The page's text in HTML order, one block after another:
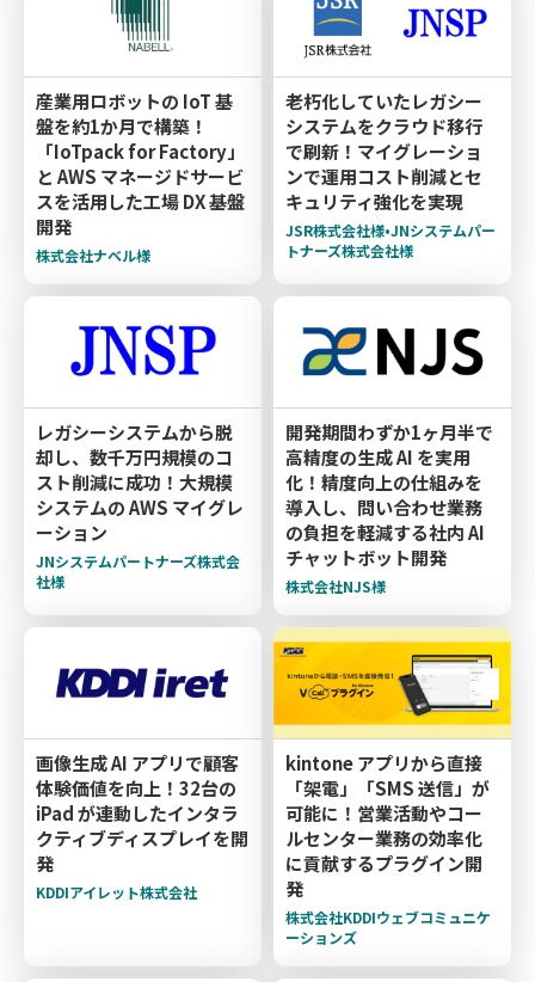
産業用ロボットの IoT 基
盤を約1か月で構築！
「IoTpack for Factory」
と AWS マネージドサービ
スを活用した工場 DX 基盤
開発
株式会社ナベル様
老朽化していたレガシー
システムをクラウド移行
で刷新！マイグレーショ
ンで運用コスト削減とセ
キュリティ強化を実現
JSR株式会社様•JNシステムパー
トナーズ株式会社様
レガシーシステムから脱
却し、数千万円規模のコ
スト削減に成功！大規模
システムの AWS マイグレ
ーション
JNシステムパートナーズ株式会
社様
開発期間わずか1ヶ月半で
高精度の生成 AI を実用
化！精度向上の仕組みを
導入し、問い合わせ業務
の負担を軽減する社内 AI
チャットボット開発
株式会社NJS様
画像生成 AI アプリで顧客
体験価値を向上！32台の
iPad が連動したインタラ
クティブディスプレイを開
発
KDDIアイレット株式会社
kintone アプリから直接
「架電」「SMS 送信」が
可能に！営業活動やコー
ルセンター業務の効率化
に貢献するプラグイン開
発
株式会社KDDIウェブコミュニケ
ーションズ